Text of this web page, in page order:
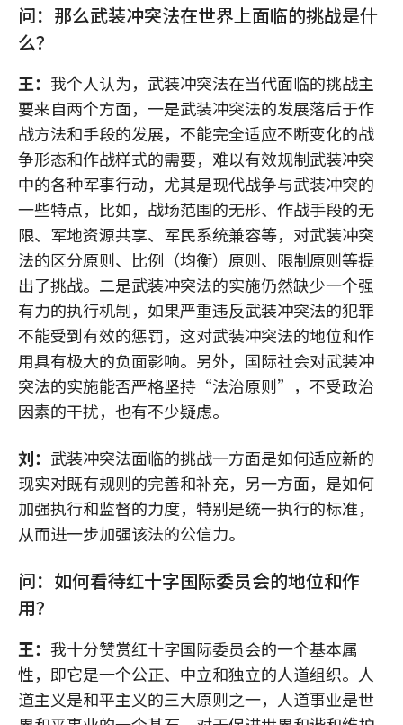
问：那么武装冲突法在世界上面临的挑战是什
么？
王： 我个人认为，武装冲突法在当代面临的挑战主
要来自两个方面，一是武装冲突法的发展落后于作
战方法和手段的发展，不能完全适应不断变化的战
争形态和作战样式的需要，难以有效规制武装冲突
中的各种军事行动，尤其是现代战争与武装冲突的
一些特点，比如，战场范围的无形、作战手段的无
限、军地资源共享、军民系统兼容等，对武装冲突
法的区分原则、比例（均衡）原则、限制原则等提
出了挑战。二是武装冲突法的实施仍然缺少一个强
有力的执行机制，如果严重违反武装冲突法的犯罪
不能受到有效的惩罚，这对武装冲突法的地位和作
用具有极大的负面影响。另外，国际社会对武装冲
突法的实施能否严格坚持“法治原则”，不受政治
因素的干扰，也有不少疑虑。
刘： 武装冲突法面临的挑战一方面是如何适应新的
现实对既有规则的完善和补充，另一方面，是如何
加强执行和监督的力度，特别是统一执行的标准，
从而进一步加强该法的公信力。
问：如何看待红十字国际委员会的地位和作
用？
王： 我十分赞赏红十字国际委员会的一个基本属
性，即它是一个公正、中立和独立的人道组织。人
道主义是和平主义的三大原则之一，人道事业是世